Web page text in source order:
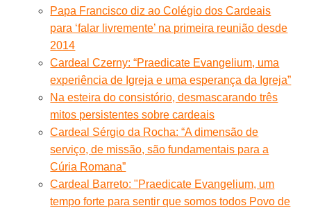
Papa Francisco diz ao Colégio dos Cardeais
para ‘falar livremente’ na primeira reunião desde
2014
Cardeal Czerny: “Praedicate Evangelium, uma
experiência de Igreja e uma esperança da Igreja”
Na esteira do consistório, desmascarando três
mitos persistentes sobre cardeais
Cardeal Sérgio da Rocha: “A dimensão de
serviço, de missão, são fundamentais para a
Cúria Romana”
Cardeal Barreto: "Praedicate Evangelium, um
tempo forte para sentir que somos todos Povo de